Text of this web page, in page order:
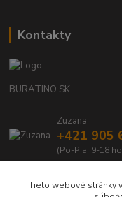
Kontakty
BURATINO.SK
Zuzana
+421 905
(Po-Pia, 9-18
Tieto webové stránky